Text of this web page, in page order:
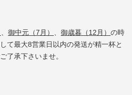
御中元（7月） 御歳暮（12月） の時
て最大8営業日以内の発送が精一杯と
了承下さいませ。